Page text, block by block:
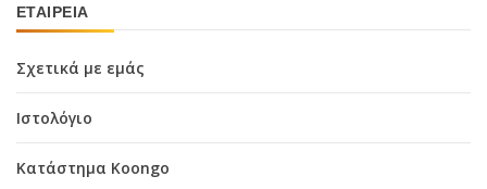
ΕΤΑΙΡΕΊΑ
Σχετικά με εμάς
Ιστολόγιο
Κατάστημα Koongo